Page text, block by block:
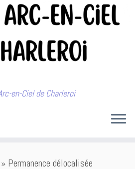
en-Ciel de Charleroi
» Permanence délocalisée